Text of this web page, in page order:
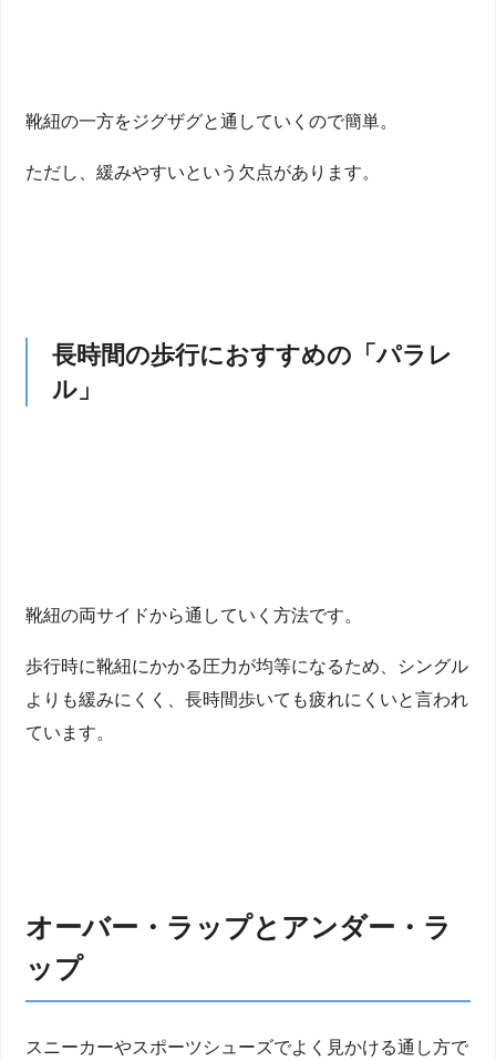
靴紐の一方をジグザグと通していくので簡単。
ただし、緩みやすいという欠点があります。
長時間の歩行におすすめの「パラレ
ル」
靴紐の両サイドから通していく方法です。
歩行時に靴紐にかかる圧力が均等になるため、シングル
よりも緩みにくく、長時間歩いても疲れにくいと言われ
ています。
オーバー・ラップとアンダー・ラ
ップ
スニーカーやスポーツシューズでよく見かける通し方で